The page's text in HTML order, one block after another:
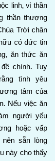
linh, vì thần
thần thượng
Trời chân
có đức tin
ăn thức ăn
chính. Tuy
tình yêu
tâm của
Nếu việc ăn
người yếu
hoặc vấp
sẵn lòng
này cho thấy